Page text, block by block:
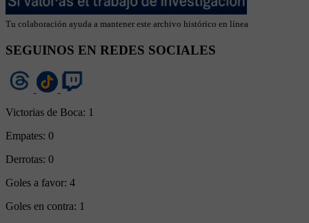
Tu colaboración ayuda a mantener este archivo histórico en línea
SEGUINOS EN REDES SOCIALES
Victorias de Boca: 1
Empates: 0
Derrotas: 0
Goles a favor: 4
Goles en contra: 1